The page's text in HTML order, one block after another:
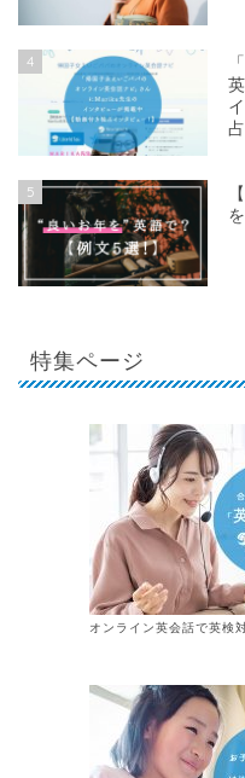
4
5
特集ページ
オンライン英会話で英検